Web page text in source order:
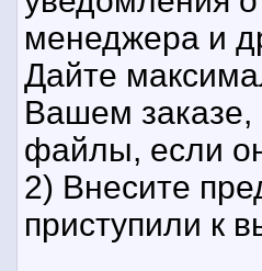
менеджера и
Дайте
Вашем заказе,
файлы, если
2) Внесите
приступили к